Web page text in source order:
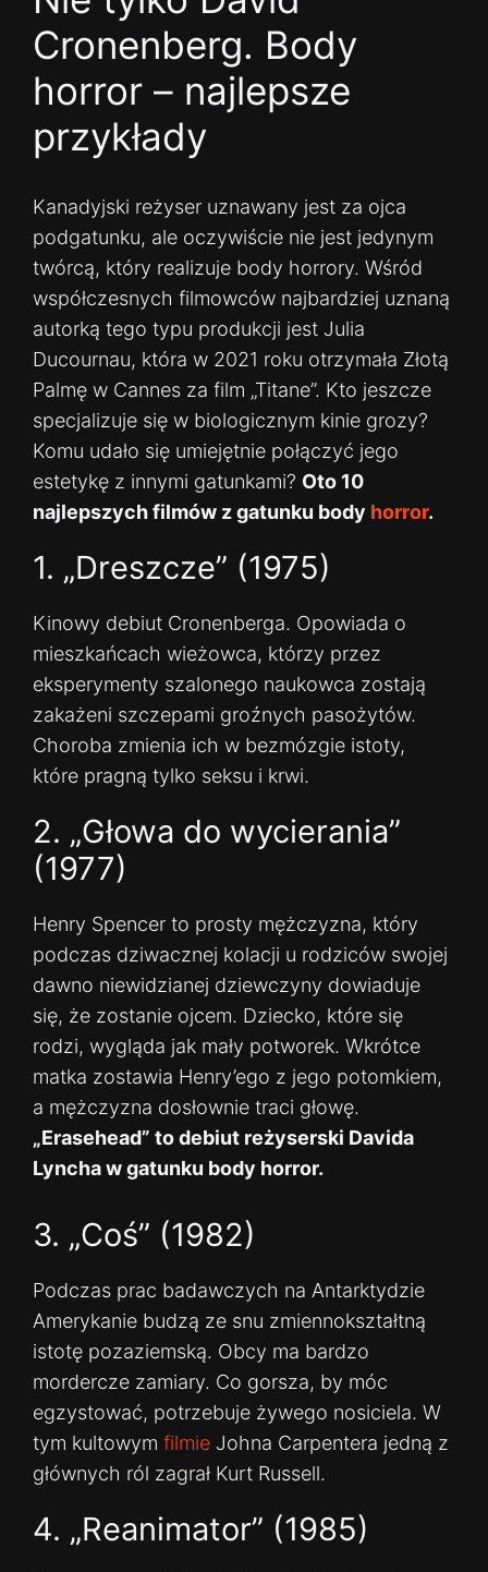
Cronenberg. Body
horror – najlepsze
przykłady
Kanadyjski reżyser uznawany jest za ojca
podgatunku, ale oczywiście nie jest jedynym
twórcą, który realizuje body horrory. Wśród
współczesnych filmowców najbardziej uznaną
autorką tego typu produkcji jest Julia
Ducournau, która w 2021 roku otrzymała Złotą
Palmę w Cannes za film „Titane”. Kto jeszcze
specjalizuje się w biologicznym kinie grozy?
Komu udało się umiejętnie połączyć jego
estetykę z innymi gatunkami? Oto 10
najlepszych filmów z gatunku body horror.
1. „Dreszcze” (1975)
Kinowy debiut Cronenberga. Opowiada o
mieszkańcach wieżowca, którzy przez
eksperymenty szalonego naukowca zostają
zakażeni szczepami groźnych pasożytów.
Choroba zmienia ich w bezmózgie istoty,
które pragną tylko seksu i krwi.
2. „Głowa do wycierania”
(1977)
Henry Spencer to prosty mężczyzna, który
podczas dziwacznej kolacji u rodziców swojej
dawno niewidzianej dziewczyny dowiaduje
się, że zostanie ojcem. Dziecko, które się
rodzi, wygląda jak mały potworek. Wkrótce
matka zostawia Henry’ego z jego potomkiem,
a mężczyzna dosłownie traci głowę.
„Erasehead” to debiut reżyserski Davida
Lyncha w gatunku body horror.
3. „Coś” (1982)
Podczas prac badawczych na Antarktydzie
Amerykanie budzą ze snu zmiennokształtną
istotę pozaziemską. Obcy ma bardzo
mordercze zamiary. Co gorsza, by móc
egzystować, potrzebuje żywego nosiciela. W
tym kultowym filmie Johna Carpentera jedną z
głównych ról zagrał Kurt Russell.
4. „Reanimator” (1985)